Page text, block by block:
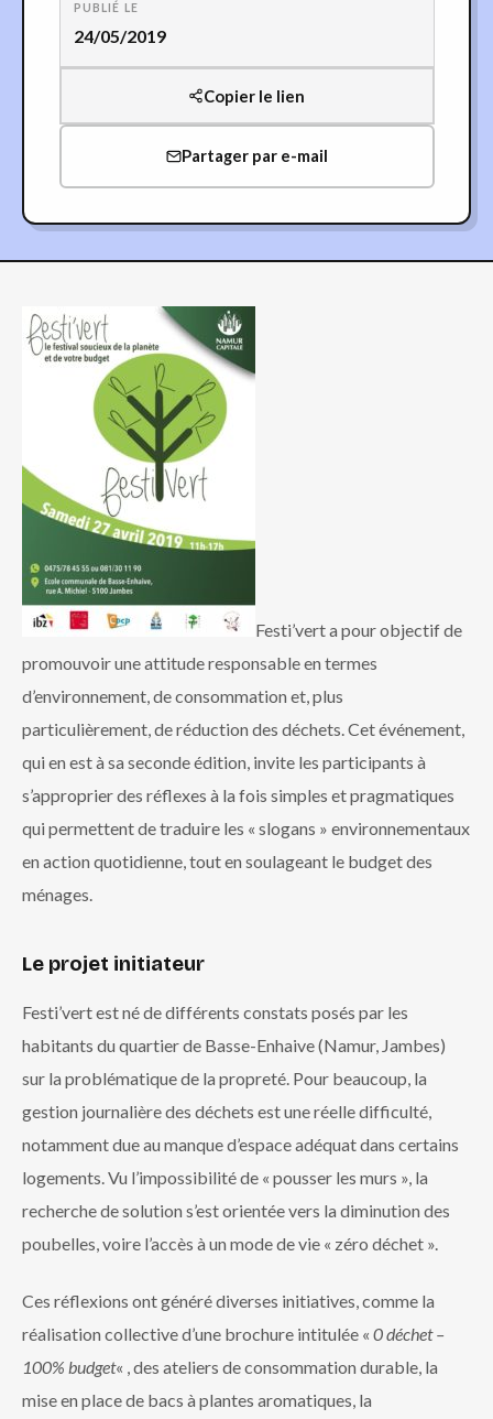
PUBLIÉ LE
24/05/2019
Copier le lien
Partager par e-mail
Festi’vert a pour objectif de
promouvoir une attitude responsable en termes
d’environnement, de consommation et, plus
particulièrement, de réduction des déchets. Cet événement,
qui en est à sa seconde édition, invite les participants à
s’approprier des réflexes à la fois simples et pragmatiques
qui permettent de traduire les « slogans » environnementaux
en action quotidienne, tout en soulageant le budget des
ménages.
Le projet initiateur
Festi’vert est né de différents constats posés par les
habitants du quartier de Basse-Enhaive (Namur, Jambes)
sur la problématique de la propreté. Pour beaucoup, la
gestion journalière des déchets est une réelle difficulté,
notamment due au manque d’espace adéquat dans certains
logements. Vu l’impossibilité de « pousser les murs », la
recherche de solution s’est orientée vers la diminution des
poubelles, voire l’accès à un mode de vie « zéro déchet ».
Ces réflexions ont généré diverses initiatives, comme la
réalisation collective d’une brochure intitulée « 0 déchet –
100% budget« , des ateliers de consommation durable, la
mise en place de bacs à plantes aromatiques, la